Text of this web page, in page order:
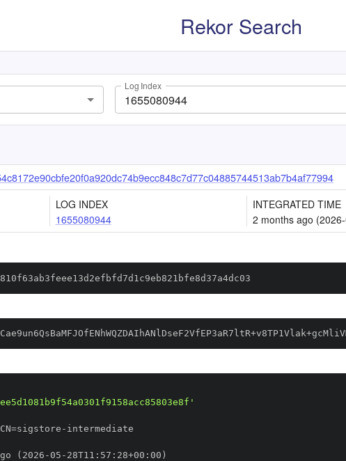
Rekor Search
Log Index
LOG INDEX
1655080944
INTEGRATED TIME
2 months ago
CN=sigstore -
(2026 -05 - 28T11 : 57 : 28+00 :